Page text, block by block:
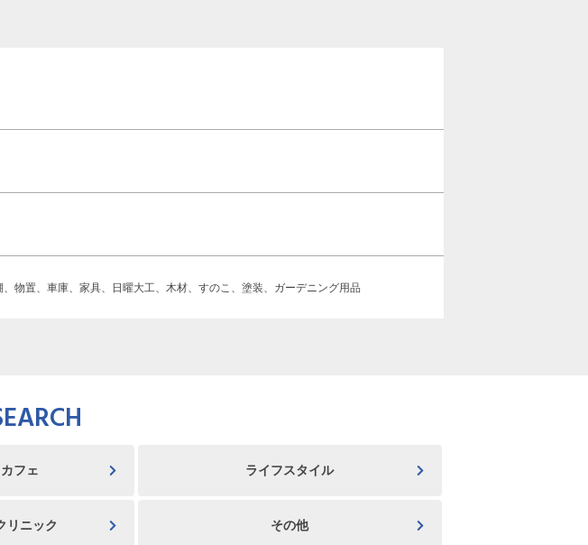
物置、車庫、家具、日曜大工、木材、すのこ、塗装、ガーデニング用品
フェ ライフスタイル
リニック その他